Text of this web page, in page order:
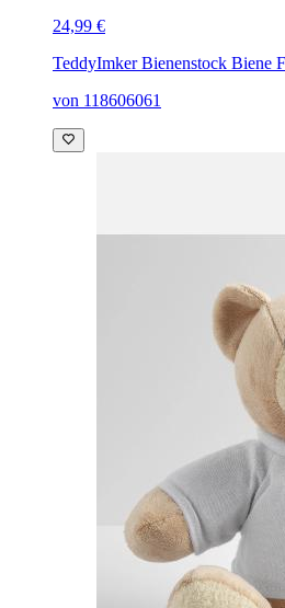
24,99 €
TeddyImker Bienenstock Biene
von 118606061